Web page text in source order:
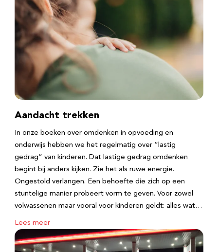
Aandacht trekken
In onze boeken over omdenken in opvoeding en
onderwijs hebben we het regelmatig over “lastig
gedrag” van kinderen. Dat lastige gedrag omdenken
begint bij anders kijken. Zie het als ruwe energie.
Ongestold verlangen. Een behoefte die zich op een
stuntelige manier probeert vorm te geven. Voor zowel
volwassenen maar vooral voor kinderen geldt: alles wat…
Lees meer